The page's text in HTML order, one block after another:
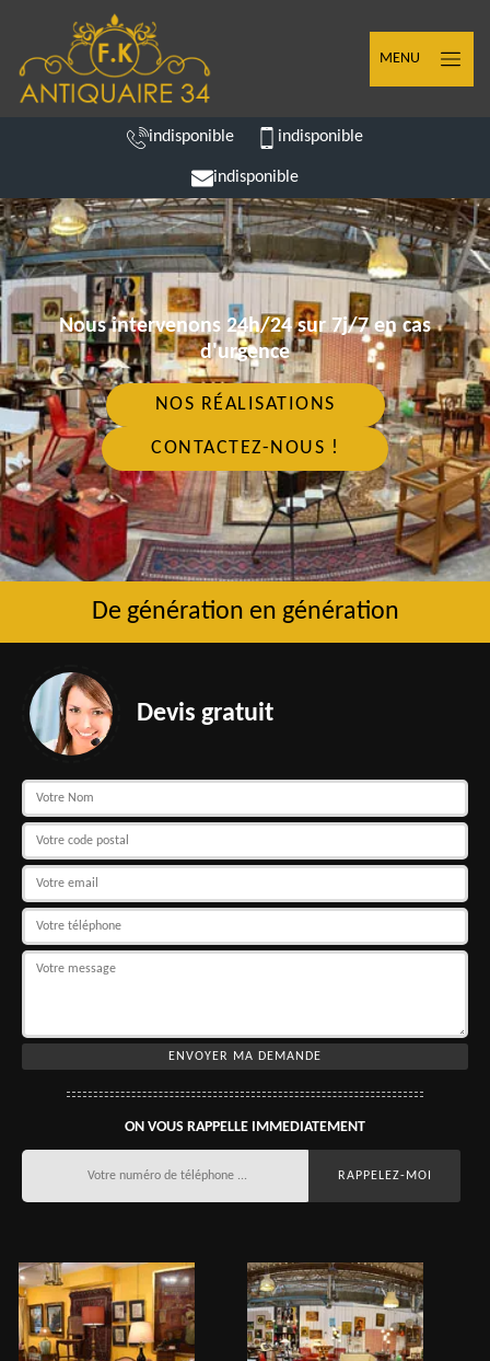
MENU
indisponible indisponible
indisponible
Nous intervenons 24h/24 sur 7j/7 en cas
d'urgence
NOS RÉALISATIONS
CONTACTEZ-NOUS !
De génération en génération
Devis gratuit
ON VOUS RAPPELLE IMMEDIATEMENT